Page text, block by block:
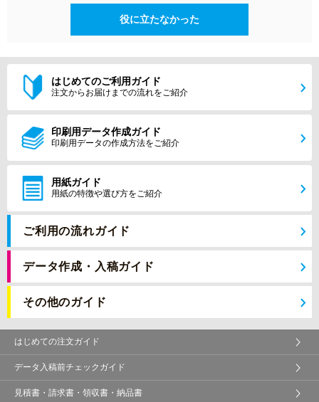
役に立たなかった
はじめてのご利用ガイド
注文からお届けまでの流れをご紹介
印刷用データ作成ガイド
印刷用データの作成方法をご紹介
用紙ガイド
用紙の特徴や選び方をご紹介
ご利用の流れガイド
データ作成・入稿ガイド
その他のガイド
はじめての注文ガイド
データ入稿前チェックガイド
見積書・請求書・領収書・納品書